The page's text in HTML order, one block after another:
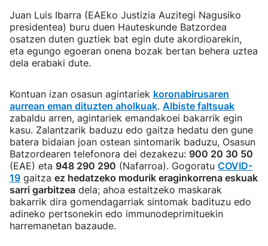
Juan Luis Ibarra (EAEko Justizia Auzitegi Nagusiko
presidentea) buru duen Hauteskunde Batzordea
osatzen duten guztiek bat egin dute akordioarekin,
eta egungo egoeran onena bozak bertan behera uztea
dela erabaki dute.
Kontuan izan osasun agintariek koronabirusaren
aurrean eman dituzten aholkuak. Albiste faltsuak
zabaldu arren, agintariek emandakoei bakarrik egin
kasu. Zalantzarik baduzu edo gaitza hedatu den gune
batera bidaian joan ostean sintomarik baduzu, Osasun
Batzordearen telefonora dei dezakezu: 900 20 30 50
(EAE) eta 948 290 290 (Nafarroa). Gogoratu COVID-
19 gaitza ez hedatzeko modurik eraginkorrena eskuak
sarri garbitzea dela; ahoa estaltzeko maskarak
bakarrik dira gomendagarriak sintomak badituzu edo
adineko pertsonekin edo immunodeprimituekin
harremanetan bazaude.